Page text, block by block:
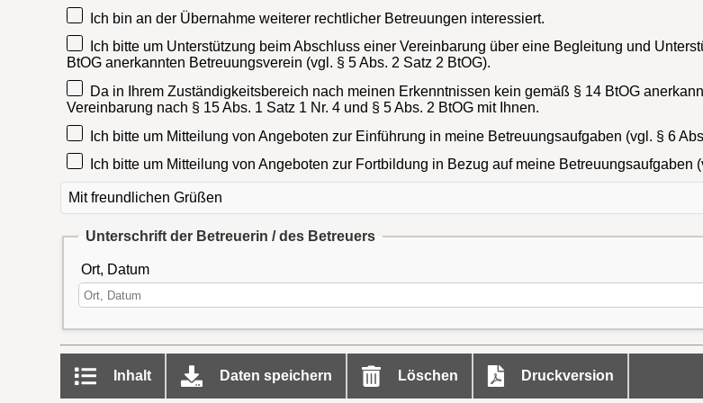
Ich bin an der Übernahme weiterer rechtlicher Betreuungen interessiert.
Ich bitte um Unterstützung beim Abschluss einer Vereinbarung über eine Begleitung und
BtOG anerkannten Betreuungsverein (vgl. § 5 Abs. 2 Satz 2 BtOG).
Da in Ihrem Zuständigkeitsbereich nach meinen Erkenntnissen kein gemäß § 14 BtOG
Vereinbarung nach § 15 Abs. 1 Satz 1 Nr. 4 und § 5 Abs. 2 BtOG mit Ihnen.
Ich bitte um Mitteilung von Angeboten zur Einführung in meine Betreuungsaufgaben (vgl. § 6
Ich bitte um Mitteilung von Angeboten zur Fortbildung in Bezug auf meine Betreuungsaufgaben
Mit freundlichen Grüßen
Unterschrift der Betreuerin / des Betreuers
Ort, Datum
Inhalt Daten speichern Löschen Druckversion